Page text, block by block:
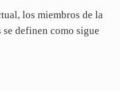
los miembros de la
definen como sigue